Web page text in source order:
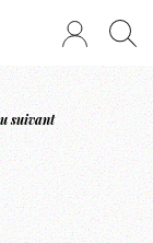
suivant